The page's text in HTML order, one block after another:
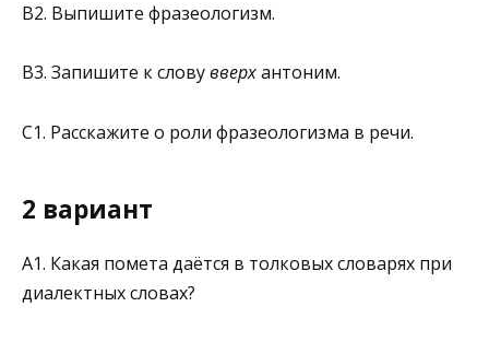
В2. Выпишите фразеологизм.
В3. Запишите к словувверхантоним.
С1. Расскажите о роли фразеологизма в речи.
2 вариант
A1. Какая помета даётся в толковых словарях при
диалектных словах?